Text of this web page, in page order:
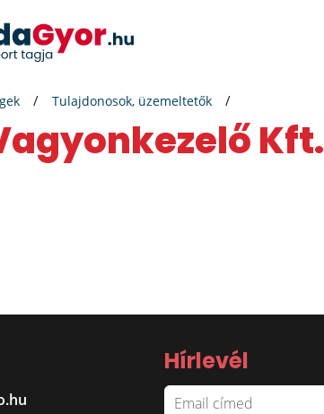
Tulajdonosok, üzemeltetők
Vagyonkezelő Kft.
Hírlevél